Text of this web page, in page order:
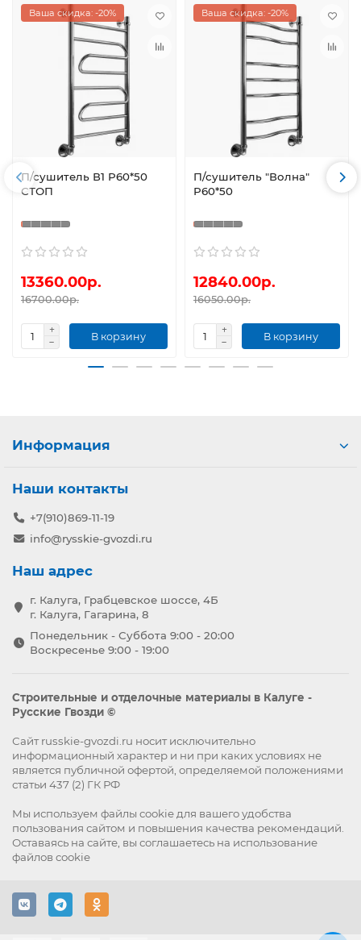
Ваша скидка: -20%
П/сушитель В1 Р60*50
СТОП
13360.00р.
16700.00р.
В корзину
Ваша скидка: -20%
П/сушитель "Волна"
Р60*50
12840.00р.
16050.00р.
В корзину
Информация
Наши контакты
+7(910)869-11-19
info@rysskie-gvozdi.ru
Наш адрес
г. Калуга, Грабцевское шоссе, 4Б
г. Калуга, Гагарина, 8
Понедельник - Суббота 9:00 - 20:00
Воскресенье 9:00 - 19:00
Строительные и отделочные материалы в Калуге -
Русские Гвозди ©
Сайт russkie-gvozdi.ru носит исключительно
информационный характер и ни при каких условиях не
является публичной офертой, определяемой положениями
статьи 437 (2) ГК РФ
Мы используем файлы cookieдля вашего удобства
пользования сайтом и повышения качества рекомендаций.
Оставаясь на сайте, вы соглашаетесь на использование
файлов cookie